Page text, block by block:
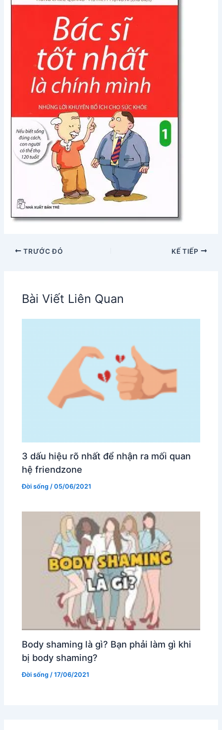
TRƯỚC ĐÓ KẾ TIẾP
Bài Viết Liên Quan
3 dấu hiệu rõ nhất để nhận ra mối quan
hệ friendzone
Đời sống /05/06/2021
Body shaming là gì? Bạn phải làm gì khi
bị body shaming?
Đời sống /17/06/2021